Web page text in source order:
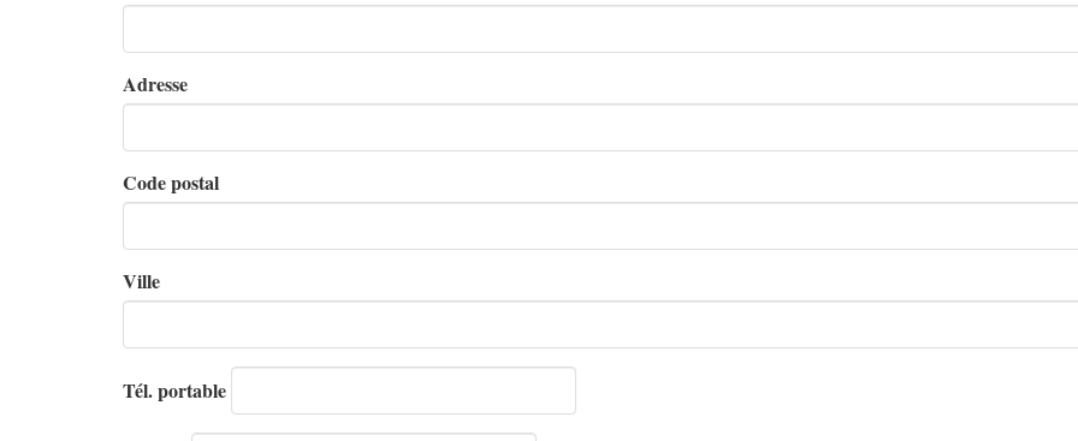
Adresse
Code postal
Ville
Tél. portable